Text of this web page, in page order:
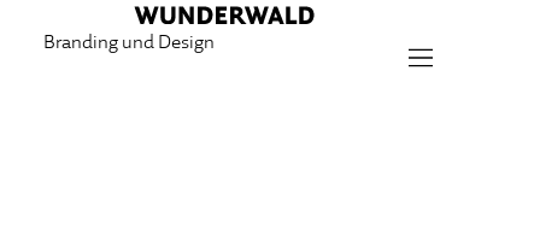
Branding und Design